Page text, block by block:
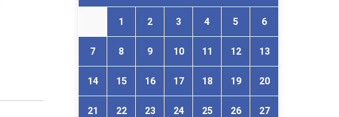
1 2 3 4 5 6
7 8 9 10 11 12 13
14 15 16 17 18 19 20
21 22 23 24 25 26 27